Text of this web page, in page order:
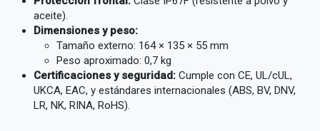
aceite).
Dimensiones y peso:
Tamaño externo: 164 × 135 × 55 mm
Peso aproximado: 0,7 kg
Certificaciones y seguridad: Cumple con CE, UL/cUL,
UKCA, EAC, y estándares internacionales (ABS, BV, DNV,
LR, NK, RINA, RoHS).